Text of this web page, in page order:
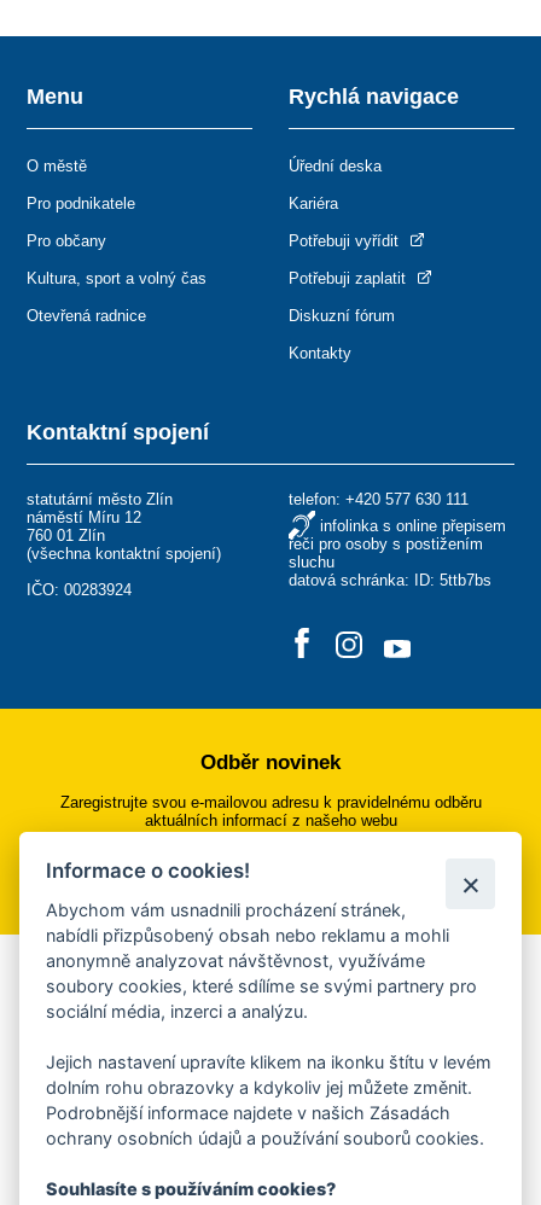
Kontaktní spojení
statutární město Zlín
náměstí Míru 12
760 01 Zlín
(všechna kontaktní spojení)
IČO: 00283924
telefon: +420 577 630 111
infolinka s online přepisem
řeči pro osoby s postižením
sluchu
datová schránka: ID: 5ttb7bs
Menu
O městě
Pro podnikatele
Pro občany
Kultura, sport a volný čas
Otevřená radnice
Rychlá navigace
Úřední deska
Kariéra
Potřebuji vyřídit
Potřebuji zaplatit
Diskuzní fórum
Kontakty
Odběr novinek
Zaregistrujte svou e-mailovou adresu k pravidelnému odběru
aktuálních informací z našeho webu
Přihlásit se k odběru
Aplikace Mobilní rozhlas
Chcete dostávat do svého mobilu či mailu upozornění na
ankety, pozvánky na kulturní a sportovní akce?
Více informací o aplikaci
Informace o cookies!
Abychom vám usnadnili procházení stránek,
nabídli přizpůsobený obsah nebo reklamu a mohli
anonymně analyzovat návštěvnost, využíváme
soubory cookies, které sdílíme se svými partnery pro
sociální média, inzerci a analýzu.
Jejich nastavení upravíte klikem na ikonku štítu v levém
dolním rohu obrazovky a kdykoliv jej můžete změnit.
Podrobnější informace najdete v našich Zásadách
ochrany osobních údajů a používání souborů cookies.
Souhlasíte s používáním cookies?